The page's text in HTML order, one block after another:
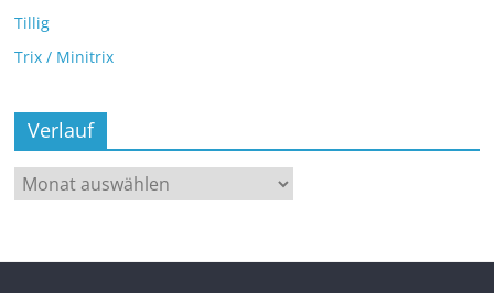
Tillig
Trix / Minitrix
Verlauf